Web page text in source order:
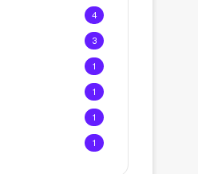
4
3
1
1
1
1